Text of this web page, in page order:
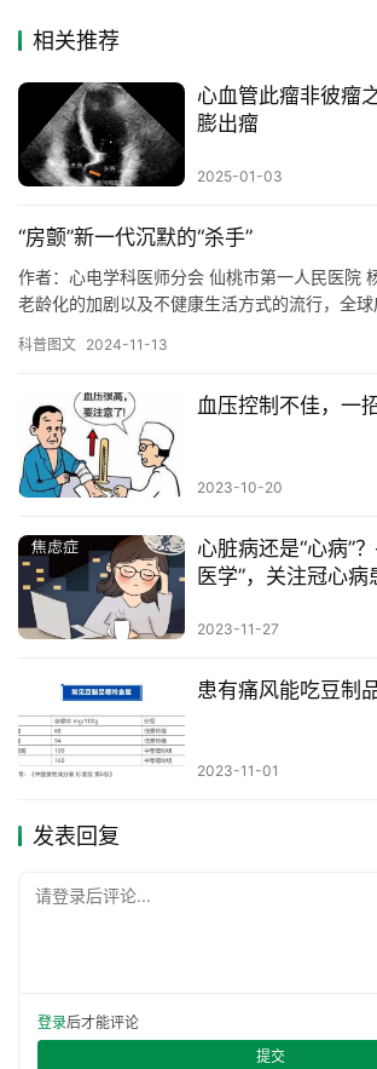
相关推荐
心血管此瘤非彼
膨出瘤
2025-01-03
“房颤”新一代沉默的“杀手”
作者：心电学科医师分会 仙桃市第一人民医
老龄化的加剧以及不健康生活方式的流行，全
“杀手”，且发生率逐年攀升。据统计，我国约
15%至20%是由房颤引起的；与非房颤患者相
科普图文 2024-11-13
血压控制不佳，一
2023-10-20
心脏病还是“心病”
医学”，关注冠心
2023-11-27
患有痛风能吃豆制
2023-11-01
发表回复
请登录后评论...
登录后才能评论
提交